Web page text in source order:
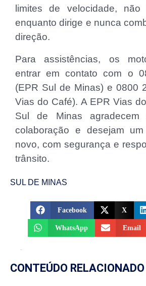
limites de velocidade,
enquanto dirige e nunca
direção.
Para assistências, os
entrar em contato com o
(EPR Sul de Minas) e 0800
Vias do Café). A EPR Vias
Sul de Minas
colaboração e desejam
novo, com segurança e
trânsito.
SUL DE MINAS
Facebook X
WhatsApp Email
CONTEÚDO RELACIONADO